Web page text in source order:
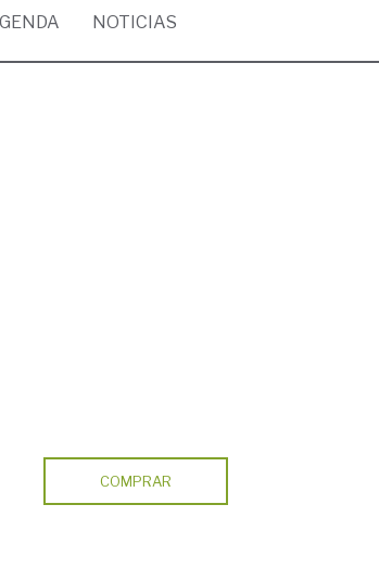
NOTICIAS
COMPRAR